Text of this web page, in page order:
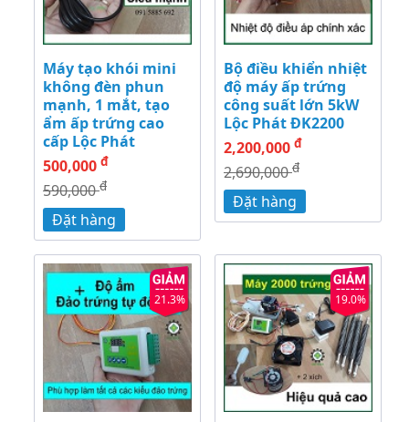
Máy tạo khói mini
không đèn phun
mạnh, 1 mắt, tạo
ẩm ấp trứng cao
cấp Lộc Phát
500,000 đ
590,000đ
Đặt hàng
Bộ điều khiển nhiệt
độ máy ấp trứng
công suất lớn 5kW
Lộc Phát ĐK2200
2,200,000 đ
2,690,000đ
Đặt hàng
21.3% 19.0%